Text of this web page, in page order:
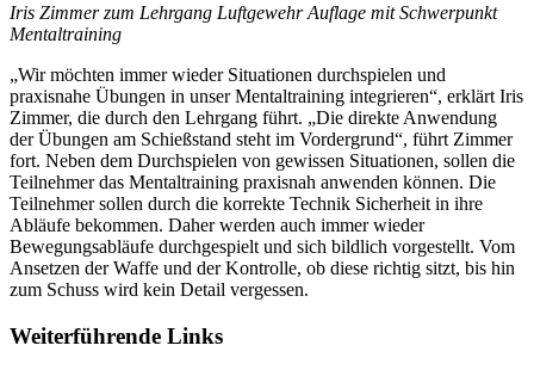
Iris Zimmer zum Lehrgang Luftgewehr Auflage mit Schwerpunkt
Mentaltraining
„Wir möchten immer wieder Situationen durchspielen und
praxisnahe Übungen in unser Mentaltraining integrieren“, erklärt Iris
Zimmer, die durch den Lehrgang führt. „Die direkte Anwendung
der Übungen am Schießstand steht im Vordergrund“, führt Zimmer
fort. Neben dem Durchspielen von gewissen Situationen, sollen die
Teilnehmer das Mentaltraining praxisnah anwenden können. Die
Teilnehmer sollen durch die korrekte Technik Sicherheit in ihre
Abläufe bekommen. Daher werden auch immer wieder
Bewegungsabläufe durchgespielt und sich bildlich vorgestellt. Vom
Ansetzen der Waffe und der Kontrolle, ob diese richtig sitzt, bis hin
zum Schuss wird kein Detail vergessen.
Weiterführende Links